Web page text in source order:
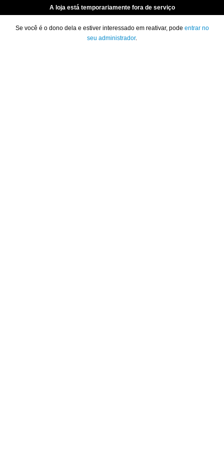
A loja está temporariamente fora de serviço
Se você é o dono dela e estiver interessado em reativar, pode entrar no
seu administrador.